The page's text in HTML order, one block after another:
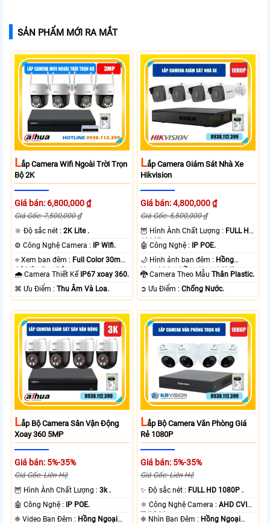
SẢN PHẨM MỚI RA MẮT
LẮp Camera Wifi Ngoài Trời Trọn
Bộ 2K
Giá bán: 6,800,000 ₫
Giá Gốc: 7,500,000 ₫
🔆 Độ sắc nét :2K Lite .
⚙ Công Nghệ Camera :
IP Wifi.
⭐ Xem ban đêm : Full Color 30m
Có Màu Ban Ðêm.
🌧️ Camera Thiết Kế IP67 xoay 360.
️⌘ Ưu Điểm :Thu Âm Và Loa.
LẮp Camera Giám Sát Nhà Xe
Hikvision
Giá bán: 4,800,000 ₫
Giá Gốc: 5,500,000 ₫
🦉 Hình Ành Chất Lượng : FULL HD
1080P .
🤖️ Công Nghệ :
IP POE.
🌙 Hình ảnh ban đêm : Hồng
Ngoại 20m Hồng Ngoại SMD.
🐉️ Camera Theo MẫuThân Plastic.
️➲ Ưu Điểm :Chống Nước.
LẮp Bộ Camera Sân Vận Động
Xoay 360 5MP
Giá bán: 5%-35%
Giá Gốc: Liên Hệ
🦉 Hình Ành Chất Lượng :3k .
🤖️ Công Nghệ : IP POE.
❈ Video Ban Đêm : Hồng Ngoại
LẮp Bộ Camera Văn Phòng Giá
Rẻ 1080P
Giá bán: 5%-35%
Giá Gốc: Liên Hệ
✨ Độ sắc nét : FULL HD 1080P .
⚛️ Công Nghệ Camera :AHD CVI
TVI BCS.
❈ Nhìn Ban Đêm : Hồng Ngoại